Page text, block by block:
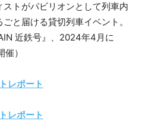
トがパビリオンとして列車内
と届ける貸切列車イベント。
近鉄号』、2024年4月に
）
レポート
レポート